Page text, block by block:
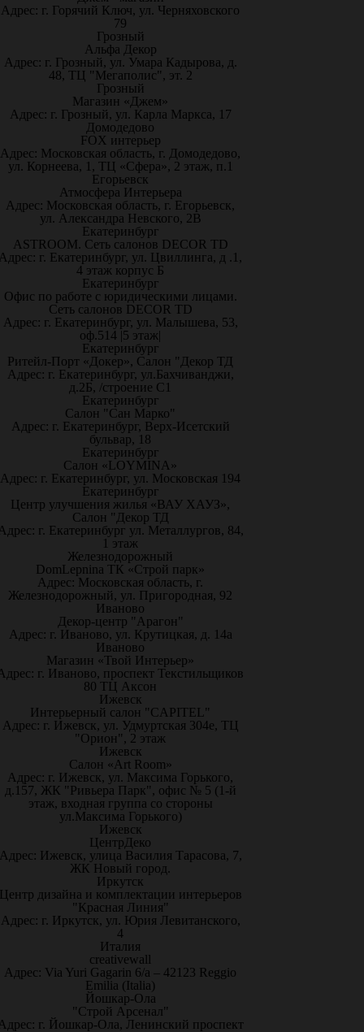
Адрес: г. Горячий Ключ, ул. Черняховского
79
Грозный
Альфа Декор
Адрес: г. Грозный, ул. Умара Кадырова, д.
48, ТЦ "Мегаполис", эт. 2
Грозный
Магазин «Джем»
Адрес: г. Грозный, ул. Карла Маркса, 17
Домодедово
FOX интерьер
Адрес: Московская область, г. Домодедово,
ул. Корнеева, 1, ТЦ «Сфера», 2 этаж, п.1
Егорьевск
Атмосфера Интерьера
Адрес: Московская область, г. Егорьевск,
ул. Александра Невского, 2В
Екатеринбург
ASTROOM. Сеть салонов DECOR TD
г. Екатеринбург, ул. Цвиллинга, д .1,
4 этаж корпус Б
Екатеринбург
Офис по работе с юридическими лицами.
Сеть салонов DECOR TD
Адрес: г. Екатеринбург, ул. Малышева, 53,
оф.514 |5 этаж|
Екатеринбург
Ритейл-Порт «Докер», Салон "Декор ТД
Адрес: г. Екатеринбург, ул.Бахчиванджи,
д.2Б, /строение С1
Екатеринбург
Салон "Сан Марко"
Адрес: г. Екатеринбург, Верх-Исетский
бульвар, 18
Екатеринбург
Салон «LOYMINA»
Адрес: г. Екатеринбург, ул. Московская 194
Екатеринбург
Центр улучшения жилья «ВАУ ХАУЗ»,
Салон "Декор ТД
г. Екатеринбург ул. Металлургов, 84,
1 этаж
Железнодорожный
DomLepnina ТК «Строй парк»
Адрес: Московская область, г.
Железнодорожный, ул. Пригородная, 92
Иваново
Декор-центр "Арагон"
Адрес: г. Иваново, ул. Крутицкая, д. 14а
Иваново
Магазин «Твой Интерьер»
г. Иваново, проспект Текстильщиков
80 ТЦ Аксон
Ижевск
Интерьерный салон "CAPITEL"
Адрес: г. Ижевск, ул. Удмуртская 304е, ТЦ
"Орион", 2 этаж
Ижевск
Салон «Art Room»
Адрес: г. Ижевск, ул. Максима Горького,
д.157, ЖК "Ривьера Парк", офис № 5 (1-й
этаж, входная группа со стороны
ул.Максима Горького)
Ижевск
ЦентрДеко
Ижевск, улица Василия Тарасова, 7,
ЖК Новый город.
Иркутск
дизайна и комплектации интерьеров
"Красная Линия"
Адрес: г. Иркутск, ул. Юрия Левитанского,
4
Италия
creativewall
Адрес: Via Yuri Gagarin 6/a – 42123 Reggio
Emilia (Italia)
Йошкар-Ола
"Строй Арсенал"
г. Йошкар-Ола, Ленинский проспект